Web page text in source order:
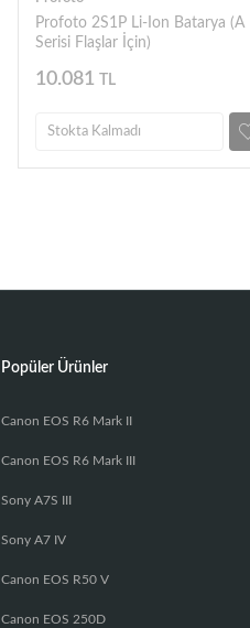
Profoto 2S1P Li-Ion Batarya (A
Serisi Flaşlar İçin)
10.081 TL
Stokta Kalmadı
Popüler Ürünler
Canon EOS R6 Mark II
Canon EOS R6 Mark III
Sony A7S III
Sony A7 IV
Canon EOS R50 V
Canon EOS 250D